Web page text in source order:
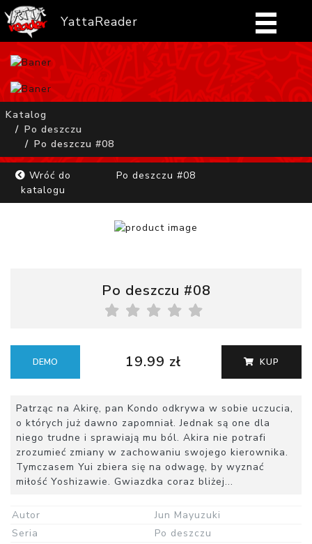
YattaReader
Home
FAQ
Mangi
Katalog
Po deszczu
Po deszczu #08
Wróć do
katalogu
Po deszczu #08
Po deszczu #08
DEMO 19.99 zł KUP
Patrząc na Akirę, pan Kondo odkrywa w sobie uczucia,
o których już dawno zapomniał. Jednak są one dla
niego trudne i sprawiają mu ból. Akira nie potrafi
zrozumieć zmiany w zachowaniu swojego kierownika.
Tymczasem Yui zbiera się na odwagę, by wyznać
miłość Yoshizawie. Gwiazdka coraz bliżej...
Autor
Jun Mayuzuki
Seria
Po deszczu